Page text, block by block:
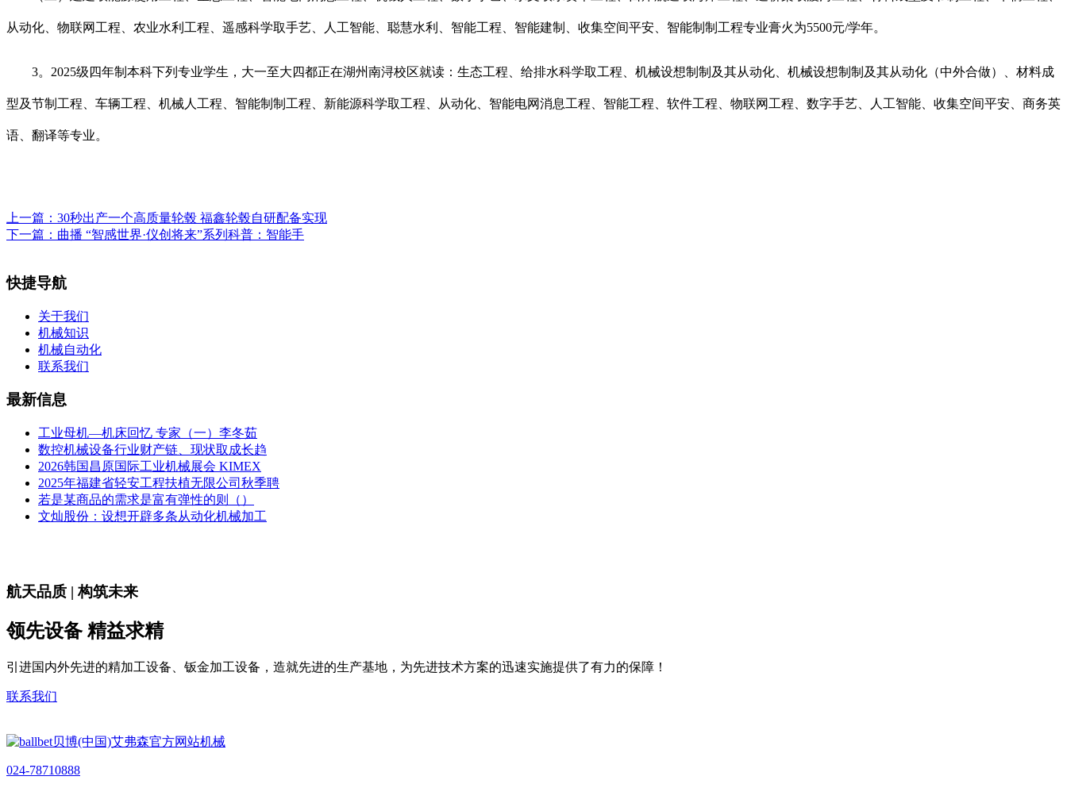
从动化、物联网工程、农业水利工程、遥感科学取手艺、人工智能、聪慧水利、智能工程、智能建制、收集空间平安、智能制制工程专业膏火为5500元/学年。
3。2025级四年制本科下列专业学生，大一至大四都正在湖州南浔校区就读：生态工程、给排水科学取工程、机械设想制制及其从动化、机械设想制制及其从动化（中外合做）、材料成
型及节制工程、车辆工程、机械人工程、智能制制工程、新能源科学取工程、从动化、智能电网消息工程、智能工程、软件工程、物联网工程、数字手艺、人工智能、收集空间平安、商务英
语、翻译等专业。
上一篇： 30秒出产一个高质量轮毂 福鑫轮毂自研配备实现
下一篇： 曲播 “智感世界·仪创将来”系列科普：智能手
快捷导航
关于我们
机械知识
机械自动化
联系我们
最新信息
工业母机—机床回忆 专家（一）李冬茹
数控机械设备行业财产链、现状取成长趋
2026韩国昌原国际工业机械展会 KIMEX
2025年福建省轻安工程扶植无限公司秋季聘
若是某商品的需求是富有弹性的则（）
文灿股份：设想开辟多条从动化机械加工
航天品质 | 构筑未来
领先设备 精益求精
引进国内外先进的精加工设备、钣金加工设备，造就先进的生产基地，为先进技术方案的迅速实施提供了有力的保障！
联系我们
024-78710888